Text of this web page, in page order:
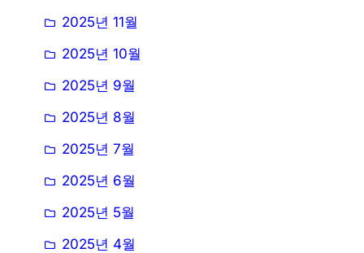
2025년 11월
2025년 10월
2025년 9월
2025년 8월
2025년 7월
2025년 6월
2025년 5월
2025년 4월